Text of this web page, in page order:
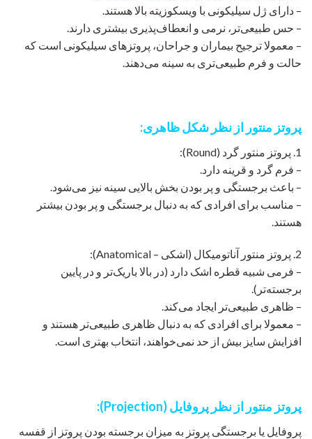
– دارای ژل سیلیکونی با ویسکوزیته بالا هستند.
– حس طبیعی‌تر، نرمی و انعطاف‌پذیری بیشتری دارند.
– معمولا ترجیح بیماران و جراحان، پروتزهای سیلیکونی است که
حالت و فرم طبیعی‌تری به سینه می‌دهند.
پروتز منتور از نظر شکل ظاهری:
1. پروتز منتور گرد (Round):
– فرم گرد و قرینه دارد.
– باعث برجستگی و پر بودن بخش بالایی سینه نیز می‌شود.
– مناسب برای افرادی که به دنبال برجستگی و پر بودن بیشتر
هستند.
2. پروتز منتور آناتومیکال (اشکی – Anatomical):
– فرمی شبیه قطره اشک دارد (در بالا باریک‌تر و در پایین
برجسته‌تر).
– ظاهری طبیعی‌تر ایجاد می‌کند.
– معمولا برای افرادی که به دنبال ظاهری طبیعی‌تر هستند و
افزایش سایز بیش از حد نمی‌خواهند، انتخاب بهتری است.
پروتز منتور از نظر پروفایل (Projection):
پروفایل یا برجستگی پروتز به میزان برجسته بودن پروتز از قفسه